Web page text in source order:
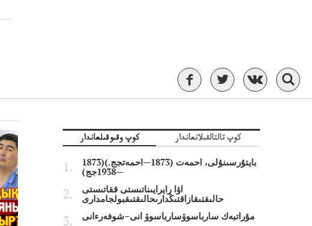
كوپ وقىوقىلعاندار كوپ تالتالقىلانعاندار
بايتۇرسىنۇلى، احمەت (1873—احمەتجج.)(1873
—1938جج)
اۋا رايرايىناتىستى ققاتىستى
حالىقتىقازاقتىڭدارىحالىقتىقبولجامدارى
مۇراتبەك سارباسوۆسارباسوۆ انى–شوفەرءانى